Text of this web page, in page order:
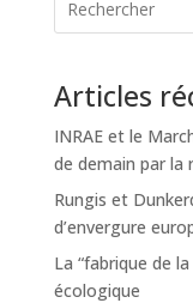
Articles
INRAE et le
de demain par la
Rungis et
d’envergure
La “fabrique de
écologique